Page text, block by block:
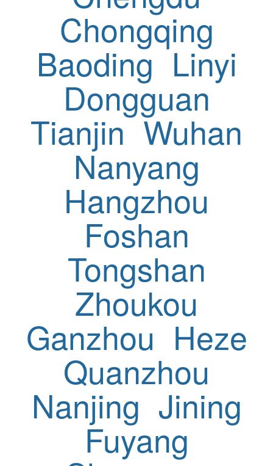
Chongqing
Baoding Linyi
Dongguan
Tianjin Wuhan
Nanyang
Hangzhou
Foshan
Tongshan
Zhoukou
Ganzhou Heze
Quanzhou
Nanjing Jining
Fuyang